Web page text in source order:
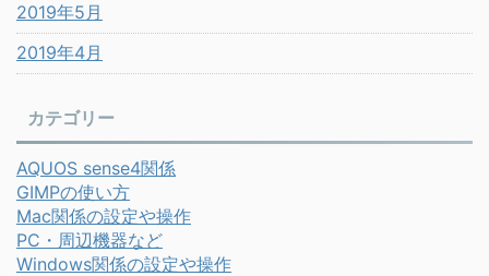
2019年5月
2019年4月
カテゴリー
AQUOS sense4関係
GIMPの使い方
Mac関係の設定や操作
PC・周辺機器など
Windows関係の設定や操作